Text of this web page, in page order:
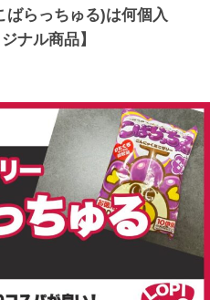
ばらっちゅる)は何個入
ナル商品】